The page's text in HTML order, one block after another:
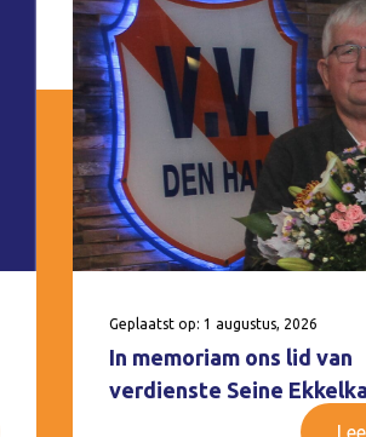
Geplaatst op: 1 augustus, 2026
In memoriam ons lid van
verdienste Seine